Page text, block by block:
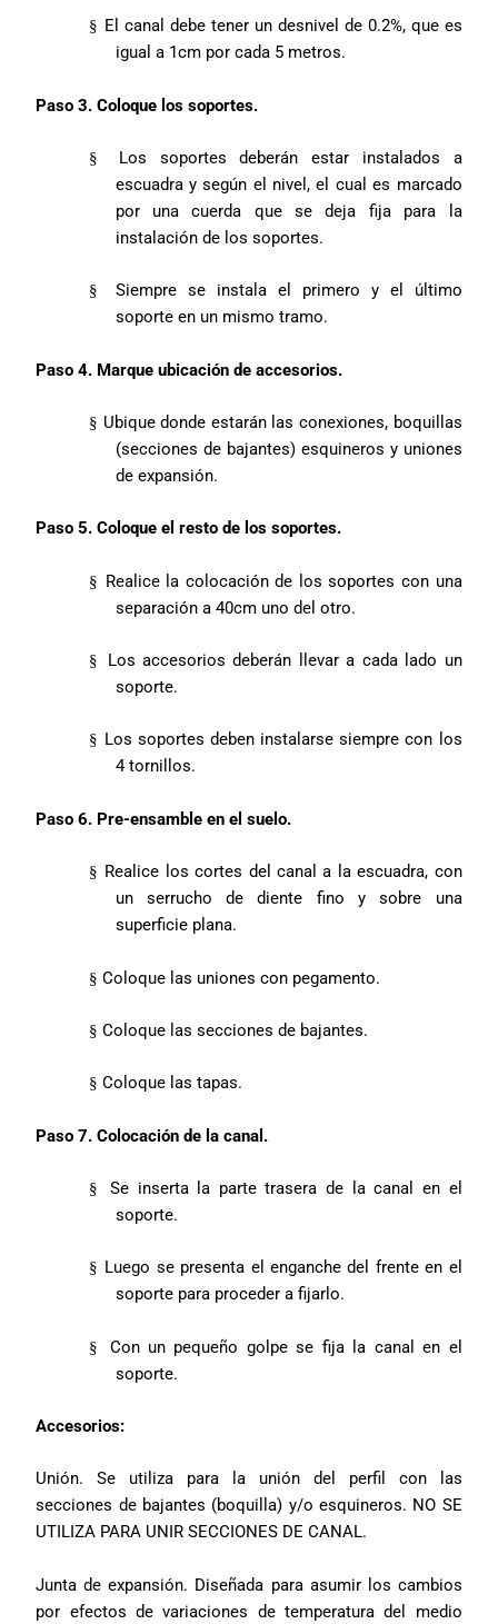
§ El canal debe tener un desnivel de 0.2%, que es
igual a 1cm por cada 5 metros.
Paso 3. Coloque los soportes.
§
Los soportes deberán estar instalados a
escuadra y según el nivel, el cual es marcado
por una cuerda que se deja fija para la
instalación de los soportes.
§
Siempre se instala el primero y el último
soporte en un mismo tramo.
Paso 4. Marque ubicación de accesorios.
§ Ubique donde estarán las conexiones, boquillas
(secciones de bajantes) esquineros y uniones
de expansión.
Paso 5. Coloque el resto de los soportes.
§ Realice la colocación de los soportes con una
separación a 40cm uno del otro.
§
Los accesorios deberán llevar a cada lado un
soporte.
§ Los soportes deben instalarse siempre con los
4 tornillos.
Paso 6. Pre-ensamble en el suelo.
§ Realice los cortes del canal a la escuadra, con
un serrucho de diente fino y sobre una
superficie plana.
§ Coloque las uniones con pegamento.
§ Coloque las secciones de bajantes.
§ Coloque las tapas.
Paso 7. Colocación de la canal.
§
Se inserta la parte trasera de la canal en el
soporte.
§ Luego se presenta el enganche del frente en el
soporte para proceder a fijarlo.
§
Con un pequeño golpe se fija la canal en el
soporte.
Accesorios:
Unión. Se utiliza para la unión del perfil con las
secciones de bajantes (boquilla) y/o esquineros. NO SE
UTILIZA PARA UNIR SECCIONES DE CANAL.
Junta de expansión. Diseñada para asumir los cambios
por efectos de variaciones de temperatura del medio